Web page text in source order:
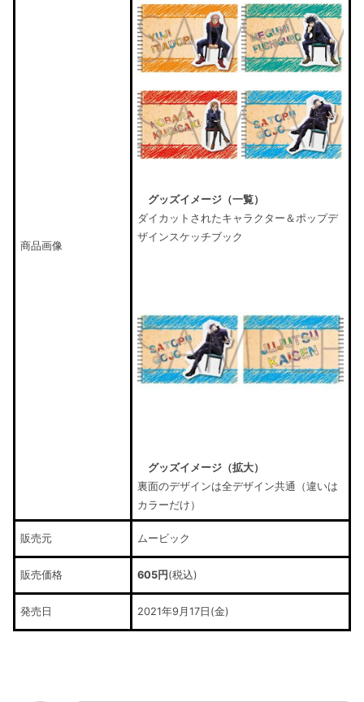
商品画像
グッズイメージ（一覧）
ダイカットされたキャラクター＆ポップデ
ザインスケッチブック
グッズイメージ（拡大）
裏面のデザインは全デザイン共通（違いは
カラーだけ）
販売元 ムービック
販売価格 605円 (税込)
発売日 2021年9月17日(金)